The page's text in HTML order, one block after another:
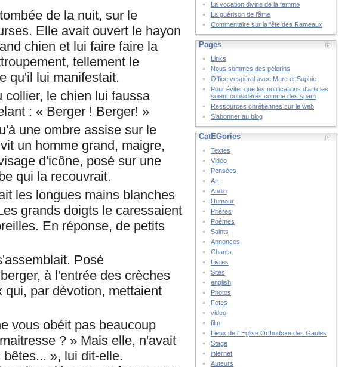
de la nuit, sur le
Elle avait ouvert le hayon
chien et lui faire faire la
tellement le
qu'il lui manifestait.
collier, le chien lui faussa
: « Berger ! Berger! »
une ombre assise sur le
un homme grand, maigre,
d'icône, posé sur une
qui la recouvrait.
les longues mains blanches
grands doigts le caressaient
En réponse, de petits
Posé
à l'entrée des crèches
par dévotion, mettaient
vous obéit pas beaucoup
? » Mais elle, n'avait
», lui dit-elle.
La vocation divine de la femme
La guérison de l’âme
Commentaire sur la fête des Rameaux
Pages
Links
Nous sommes des pélerins
Office vespéral avec Marc et Sophie
Pour éviter que les notifications d'articles
soient considérés comme des spam
Ressources chrétiennes sur le web
S'abonner au blog
CatÉGories
Textes
Vidéo
Pensées
Art
Audio
Humour
Prières
Poèmes
Saints
Annonces
Chants
Livres
Sites
english
Photos
Fetes
video
film
Lieux de l' Eglise Orthodoxe des Gaules
Stage
internet
Auteurs